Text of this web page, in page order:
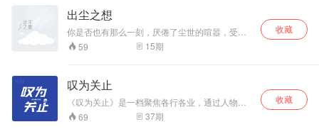
出尘之想
你是否也有那么一刻，厌倦了尘世的喧嚣，受够
了世俗的霓虹。只想关上房门以月光为伴、夜色
为床？ 那不妨卸下烦愁，与我们一起“出尘之
堪又无处安放的灵魂。
59 15期
收藏
叹为关止
《叹为关止》是一档聚焦各行各业，通过人物故
事探索千百种人生轨迹的社会生活类访谈播客。
每周二、周四各更新一期，每一期邀请一位行业
69 37期
收藏